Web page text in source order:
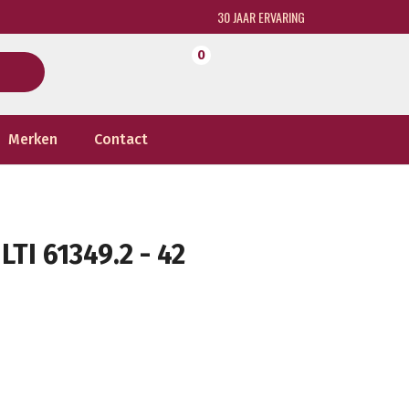
30 JAAR ERVARING
0
Merken Contact
61349.2 - 42